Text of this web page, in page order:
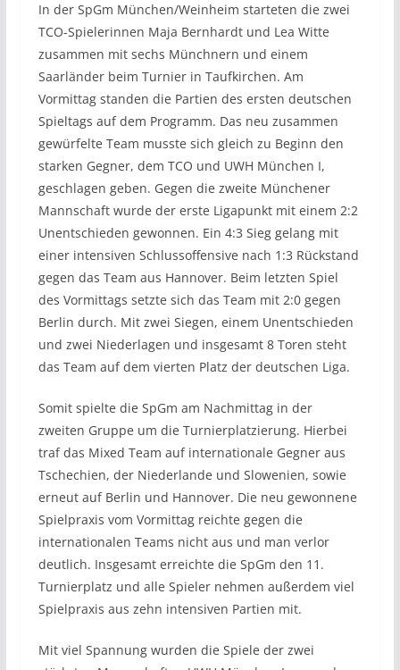
In der SpGm München/Weinheim starteten die zwei
TCO-Spielerinnen Maja Bernhardt und Lea Witte
zusammen mit sechs Münchnern und einem
Saarländer beim Turnier in Taufkirchen. Am
Vormittag standen die Partien des ersten deutschen
Spieltags auf dem Programm. Das neu zusammen
gewürfelte Team musste sich gleich zu Beginn den
starken Gegner, dem TCO und UWH München I,
geschlagen geben. Gegen die zweite Münchener
Mannschaft wurde der erste Ligapunkt mit einem 2:2
Unentschieden gewonnen. Ein 4:3 Sieg gelang mit
einer intensiven Schlussoffensive nach 1:3 Rückstand
gegen das Team aus Hannover. Beim letzten Spiel
des Vormittags setzte sich das Team mit 2:0 gegen
Berlin durch. Mit zwei Siegen, einem Unentschieden
und zwei Niederlagen und insgesamt 8 Toren steht
das Team auf dem vierten Platz der deutschen Liga.
Somit spielte die SpGm am Nachmittag in der
zweiten Gruppe um die Turnierplatzierung. Hierbei
traf das Mixed Team auf internationale Gegner aus
Tschechien, der Niederlande und Slowenien, sowie
erneut auf Berlin und Hannover. Die neu gewonnene
Spielpraxis vom Vormittag reichte gegen die
internationalen Teams nicht aus und man verlor
deutlich. Insgesamt erreichte die SpGm den 11.
Turnierplatz und alle Spieler nehmen außerdem viel
Spielpraxis aus zehn intensiven Partien mit.
Mit viel Spannung wurden die Spiele der zwei